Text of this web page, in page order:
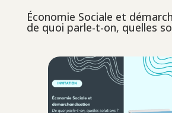
Économie Sociale et
de quoi parle-t-on, quelles